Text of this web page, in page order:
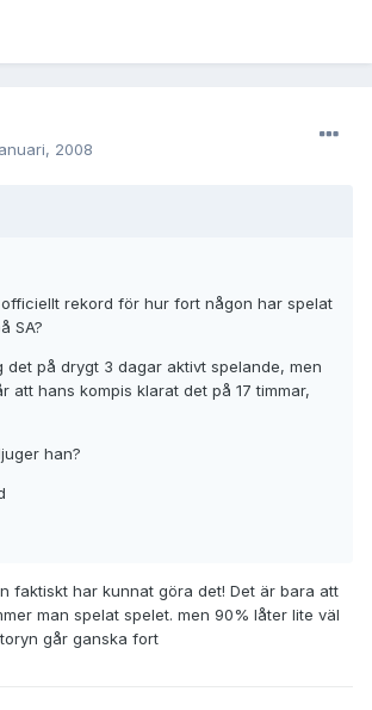
2008
rekord för hur fort någon har spelat
SA?
det på drygt 3 dagar aktivt spelande, men
att hans kompis klarat det på 17 timmar,
han?
faktiskt har kunnat göra det! Det är bara att
man spelat spelet. men 90% låter lite väl
går ganska fort